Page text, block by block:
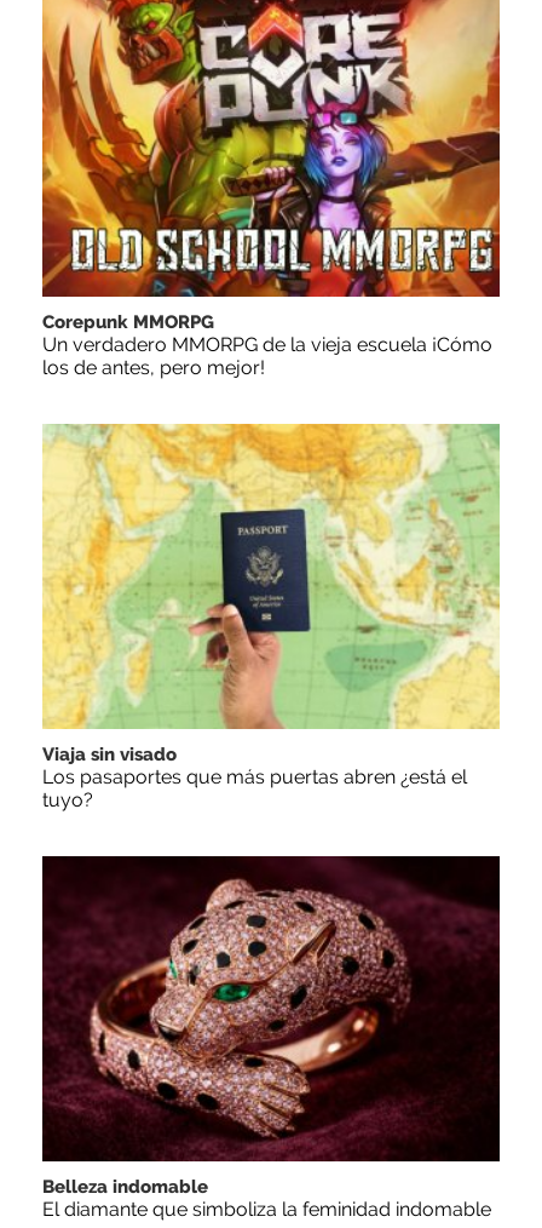
Corepunk MMORPG
Un verdadero MMORPG de la vieja escuela ¡Cómo
los de antes, pero mejor!
Viaja sin visado
Los pasaportes que más puertas abren ¿está el
tuyo?
Belleza indomable
El diamante que simboliza la feminidad indomable